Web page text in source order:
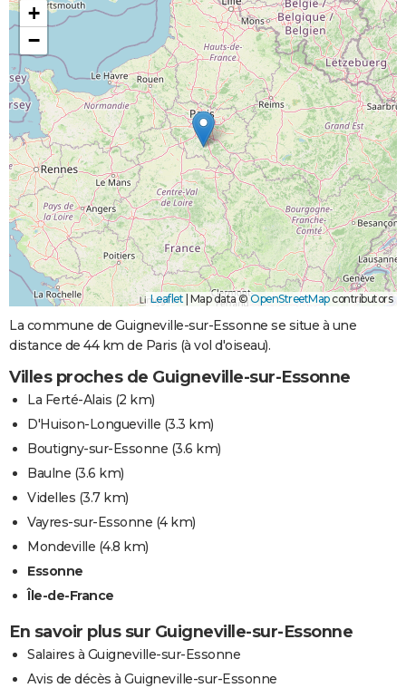
+
−
Leaflet Map data ©OpenStreetMapcontributors
La commune de Guigneville-sur-Essonne se situe à une
distance de 44 km de Paris (à vol d'oiseau).
Villes proches de Guigneville-sur-Essonne
La Ferté-Alais (2 km)
D'Huison-Longueville (3.3 km)
Boutigny-sur-Essonne (3.6 km)
Baulne (3.6 km)
Videlles (3.7 km)
Vayres-sur-Essonne (4 km)
Mondeville (4.8 km)
Essonne
Île-de-France
En savoir plus sur Guigneville-sur-Essonne
Salaires à Guigneville-sur-Essonne
Avis de décès à Guigneville-sur-Essonne